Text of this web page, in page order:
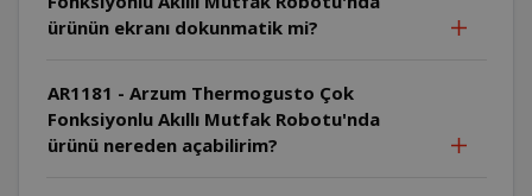
ürünün ekranı dokunmatik mi?
AR1181 - Arzum Thermogusto Çok
Fonksiyonlu Akıllı Mutfak Robotu'nda
ürünü nereden açabilirim?